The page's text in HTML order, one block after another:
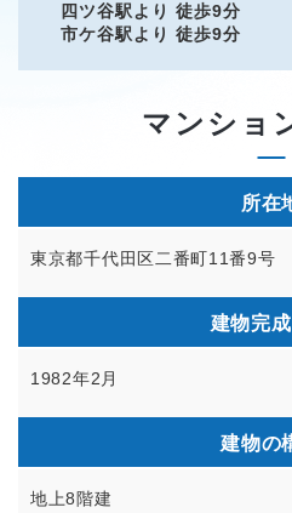
四ツ谷駅より 徒歩9分
市ケ谷駅より 徒歩9分
マンショ
所在
東京都千代田区二番町11番9号
建物完
1982年2月
建物の
地上8階建